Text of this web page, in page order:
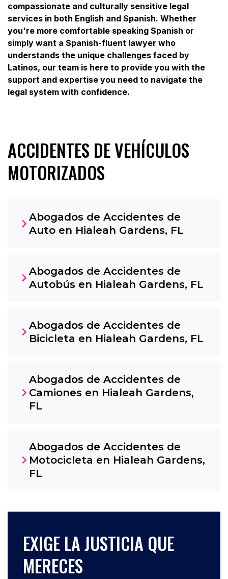
compassionate and culturally sensitive legal
services in both English and Spanish. Whether
you're more comfortable speaking Spanish or
simply want a Spanish-fluent lawyer who
understands the unique challenges faced by
Latinos, our team is here to provide you with the
support and expertise you need to navigate the
legal system with confidence.
ACCIDENTES DE VEHÍCULOS
MOTORIZADOS
Abogados de Accidentes de
Auto en Hialeah Gardens, FL
Abogados de Accidentes de
Autobús en Hialeah Gardens, FL
Abogados de Accidentes de
Bicicleta en Hialeah Gardens, FL
Abogados de Accidentes de
Camiones en Hialeah Gardens,
FL
Abogados de Accidentes de
Motocicleta en Hialeah Gardens,
FL
EXIGE LA JUSTICIA QUE
MERECES